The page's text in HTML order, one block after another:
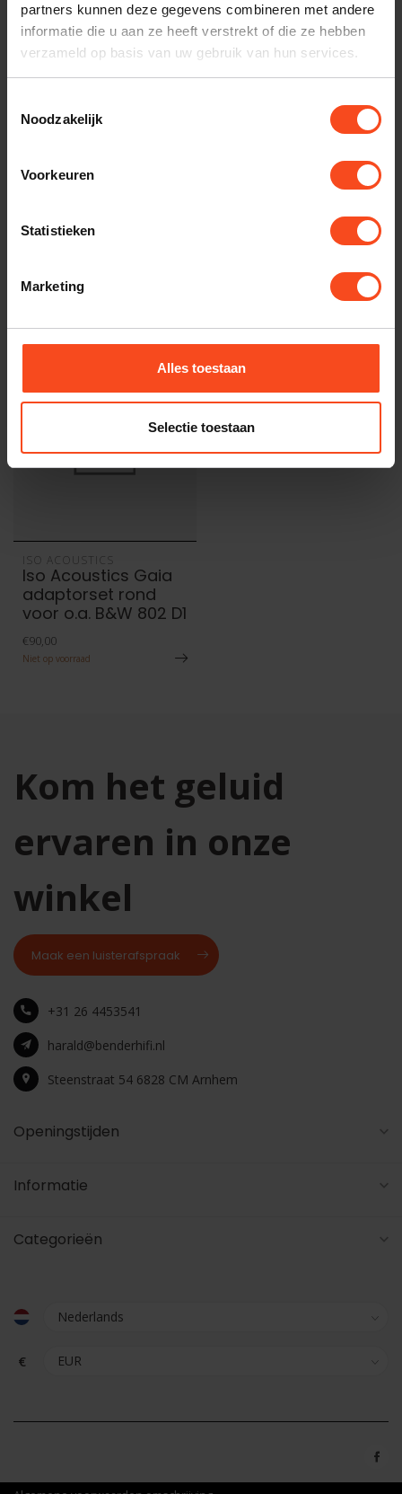
partners kunnen deze gegevens combineren met andere
informatie die u aan ze heeft verstrekt of die ze hebben
verzameld op basis van uw gebruik van hun services.
Noodzakelijk
Voorkeuren
Statistieken
Marketing
Alles toestaan
Selectie toestaan
Productomschrijving
Gerelateerde producten
https://www.benderhifi.nl/merken/iso-acoustics/gaia/
Recent bekeken
ISO ACOUSTICS
Iso Acoustics Gaia
adaptorset rond
voor o.a. B&W 802 D1
€90,00
Niet op voorraad
Kom het geluid
ervaren in onze
winkel
Maak een luisterafspraak
+31 26 4453541
harald@benderhifi.nl
Steenstraat 54 6828 CM Arnhem
Openingstijden
Informatie
Categorieën
€